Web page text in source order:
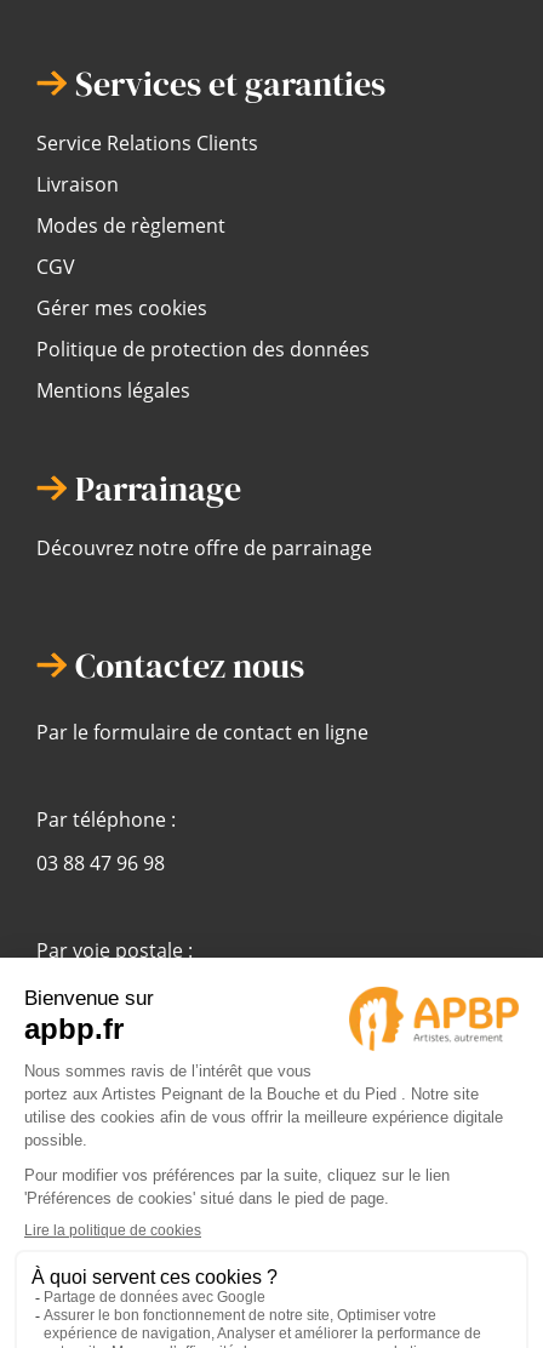
Services et garanties
Service Relations Clients
Livraison
Modes de règlement
CGV
Gérer mes cookies
Politique de protection des données
Mentions légales
Parrainage
Découvrez notre offre de parrainage
Contactez nous
Par le formulaire de contact en ligne
Par téléphone :
03 88 47 96 98
Par voie postale :
APBP
37 route Ecospace - Molsheim
67955 Strasbourg Cedex 9